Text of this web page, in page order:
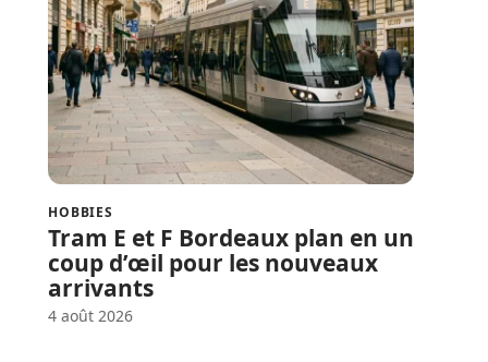
HOBBIES
Tram E et F Bordeaux plan en un
coup d’œil pour les nouveaux
arrivants
4 août 2026